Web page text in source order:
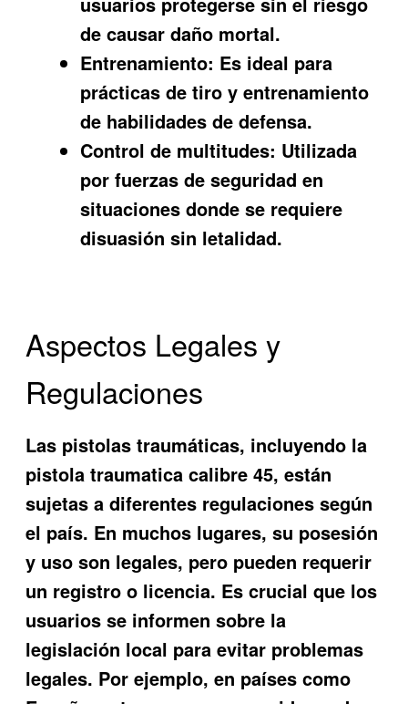
de causar daño mortal.
Entrenamiento: Es ideal para
prácticas de tiro y entrenamiento
de habilidades de defensa.
Control de multitudes: Utilizada
por fuerzas de seguridad en
situaciones donde se requiere
disuasión sin letalidad.
Aspectos Legales y
Regulaciones
Las pistolas traumáticas, incluyendo la
pistola traumatica calibre 45, están
sujetas a diferentes regulaciones según
el país. En muchos lugares, su posesión
y uso son legales, pero pueden requerir
un registro o licencia. Es crucial que los
usuarios se informen sobre la
legislación local para evitar problemas
legales. Por ejemplo, en países como